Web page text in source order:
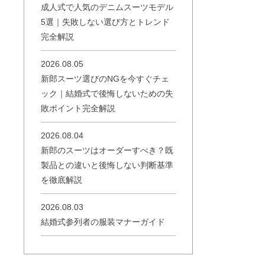
成人式で人気のデニムスーツモデル
5選｜失敗しない選び方とトレンド
完全解説
2026.08.05
新郎スーツ選びのNGを今すぐチェ
ック｜結婚式で後悔しないための失
敗ポイント完全解説
2026.08.04
新郎のスーツはオーダーすべき？既
製品との違いと後悔しない判断基準
を徹底解説
2026.08.03
結婚式参列者の服装マナーガイド